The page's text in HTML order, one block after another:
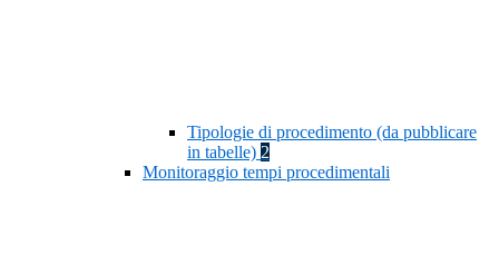
Tipologie di procedimento (da pubblicare
in tabelle) 2
Monitoraggio tempi procedimentali